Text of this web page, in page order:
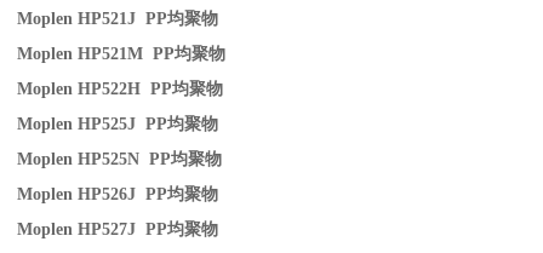
Moplen HP521J PP均聚物
Moplen HP521M PP均聚物
Moplen HP522H PP均聚物
Moplen HP525J PP均聚物
Moplen HP525N PP均聚物
Moplen HP526J PP均聚物
Moplen HP527J PP均聚物